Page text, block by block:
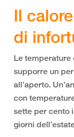
Il
di
Le temperature
supporre un
all’aperto.
con
sette per cento
giorni